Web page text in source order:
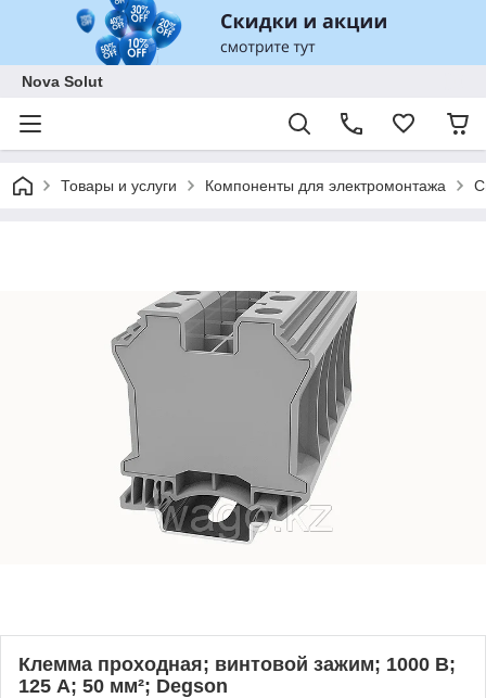
Nova Solut
Товары и услуги Компоненты для электромонтажа
Клемма проходная; винтовой зажим; 1000 В;
125 А; 50 мм²; Degson